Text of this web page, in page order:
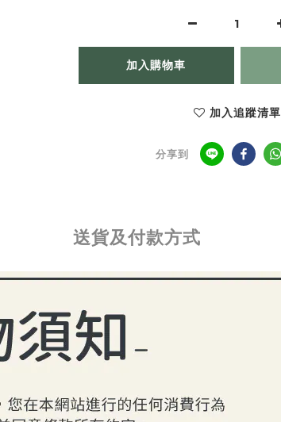
加入購物車
加入追蹤清單
分享到
送貨及付款方式